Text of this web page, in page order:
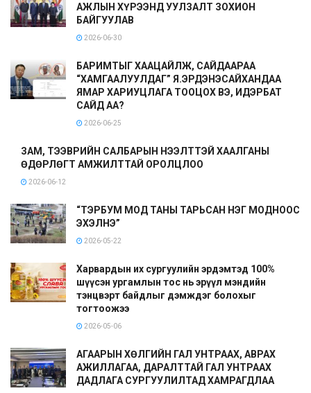
АЖЛЫН ХҮРЭЭНД УУЛЗАЛТ ЗОХИОН
БАЙГУУЛАВ
2026-06-30
БАРИМТЫГ ХААЦАЙЛЖ, САЙДААРАА
“ХАМГААЛУУЛДАГ” Я.ЭРДЭНЭСАЙХАНДАА
ЯМАР ХАРИУЦЛАГА ТООЦОХ ВЭ, ИДЭРБАТ
САЙД АА?
2026-06-25
ЗАМ, ТЭЭВРИЙН САЛБАРЫН НЭЭЛТТЭЙ ХААЛГАНЫ
ӨДӨРЛӨГТ АМЖИЛТТАЙ ОРОЛЦЛОО
2026-06-12
“ТЭРБУМ МОД ТАНЫ ТАРЬСАН НЭГ МОДНООС
ЭХЭЛНЭ”
2026-05-22
Харвардын их сургуулийн эрдэмтэд 100%
шүүсэн ургамлын тос нь эрүүл мэндийн
тэнцвэрт байдлыг дэмждэг болохыг
тогтоожээ
2026-05-06
АГААРЫН ХӨЛГИЙН ГАЛ УНТРААХ, АВРАХ
АЖИЛЛАГАА, ДАРАЛТТАЙ ГАЛ УНТРААХ
ДАДЛАГА СУРГУУЛИЛТАД ХАМРАГДЛАА